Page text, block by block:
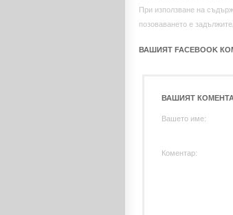
При използване на
позоваването е
ВАШИЯТ FACEBOOK
ВАШИЯТ
Вашето име:
Коментар: